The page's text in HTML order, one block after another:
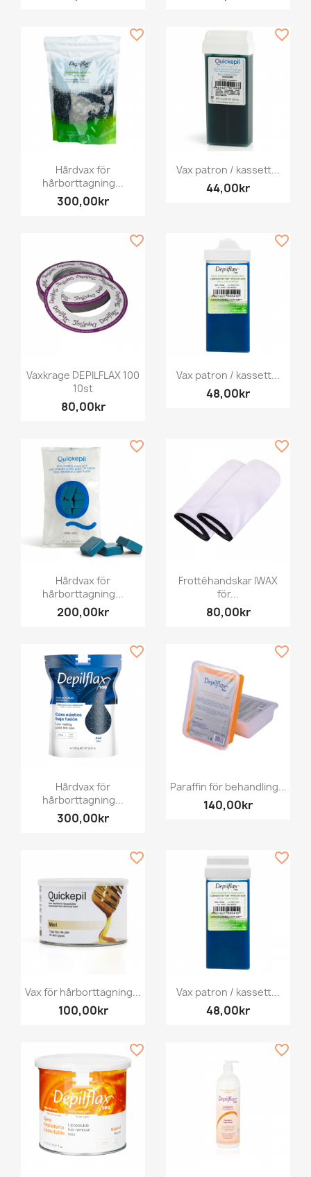
Hårdvax för
hårborttagning...
300,00kr
favorite_border
Vax patron / kassett...
44,00kr
favorite_border
Vaxkrage DEPILFLAX 100
10st
80,00kr
favorite_border
Vax patron / kassett...
48,00kr
favorite_border
Hårdvax för
hårborttagning...
200,00kr
favorite_border
Frottéhandskar IWAX
för...
80,00kr
favorite_border
Hårdvax för
hårborttagning...
300,00kr
favorite_border
Paraffin för behandling...
140,00kr
favorite_border
Vax för hårborttagning...
100,00kr
favorite_border
Vax patron / kassett...
48,00kr
favorite_border
favorite_border favorite_border